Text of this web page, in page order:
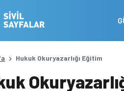
Hukuk Okuryazarlığı Eğitim